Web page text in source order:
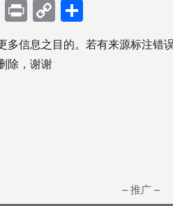
Google
Translate
PrintCopy
Link享
多信息之目的。若有来源标注错
除，谢谢
– 推广 –